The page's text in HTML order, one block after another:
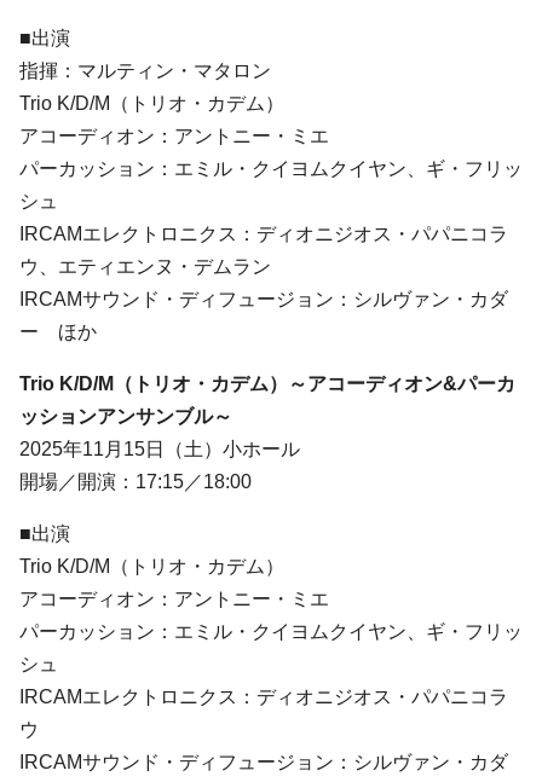
■出演
指揮：マルティン・マタロン
Trio K/D/M（トリオ・カデム）
アコーディオン：アントニー・ミエ
パーカッション：エミル・クイヨムクイヤン、ギ・フリッ
シュ
IRCAMエレクトロニクス：ディオニジオス・パパニコラ
ウ、エティエンヌ・デムラン
IRCAMサウンド・ディフュージョン：シルヴァン・カダ
ー ほか
Trio K/D/M（トリオ・カデム）～アコーディオン&パーカ
ッションアンサンブル～
2025年11月15日（土）小ホール
開場／開演：17:15／18:00
■出演
Trio K/D/M（トリオ・カデム）
アコーディオン：アントニー・ミエ
パーカッション：エミル・クイヨムクイヤン、ギ・フリッ
シュ
IRCAMエレクトロニクス：ディオニジオス・パパニコラ
ウ
IRCAMサウンド・ディフュージョン：シルヴァン・カダ